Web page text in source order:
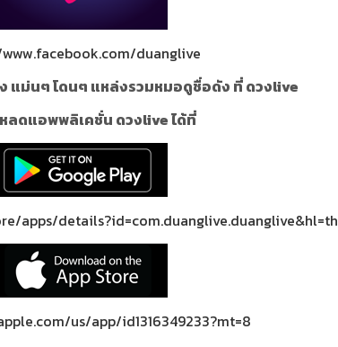
duanglive
แม่นๆ โดนๆ แหล่งรวมหมอดูชื่อดัง ที่ ดวงlive
ลดแอพพลิเคชั่น ดวงlive ได้ที่
apps/details?id=com.duanglive.duanglive&hl=th
us/app/id1316349233?mt=8